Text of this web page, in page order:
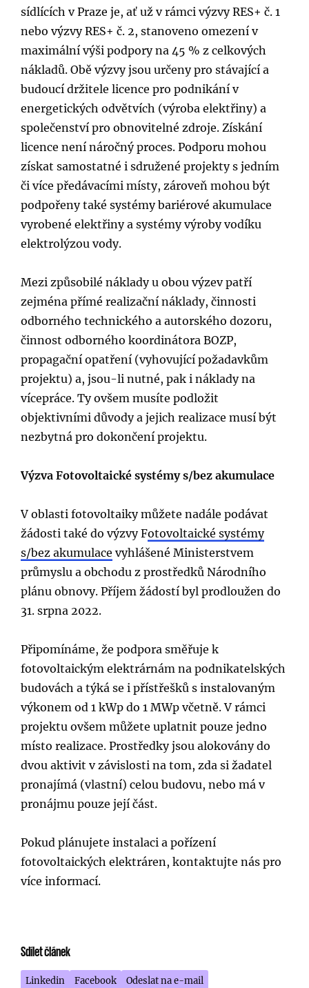
sídlících v Praze je, ať už v rámci výzvy RES+ č. 1
nebo výzvy RES+ č. 2, stanoveno omezení v
maximální výši podpory na 45 % z celkových
nákladů. Obě výzvy jsou určeny pro stávající a
budoucí držitele licence pro podnikání v
energetických odvětvích (výroba elektřiny) a
společenství pro obnovitelné zdroje. Získání
licence není náročný proces. Podporu mohou
získat samostatné i sdružené projekty s jedním
či více předávacími místy, zároveň mohou být
podpořeny také systémy bariérové akumulace
vyrobené elektřiny a systémy výroby vodíku
elektrolýzou vody.
Mezi způsobilé náklady u obou výzev patří
zejména přímé realizační náklady, činnosti
odborného technického a autorského dozoru,
činnost odborného koordinátora BOZP,
propagační opatření (vyhovující požadavkům
projektu) a, jsou-li nutné, pak i náklady na
vícepráce. Ty ovšem musíte podložit
objektivními důvody a jejich realizace musí být
nezbytná pro dokončení projektu.
Výzva Fotovoltaické systémy s/bez akumulace
V oblasti fotovoltaiky můžete nadále podávat
žádosti také do výzvy Fotovoltaické systémy
s/bez akumulace vyhlášené Ministerstvem
průmyslu a obchodu z prostředků Národního
plánu obnovy. Příjem žádostí byl prodloužen do
31. srpna 2022.
Připomínáme, že podpora směřuje k
fotovoltaickým elektrárnám na podnikatelských
budovách a týká se i přístřešků s instalovaným
výkonem od 1 kWp do 1 MWp včetně. V rámci
projektu ovšem můžete uplatnit pouze jedno
místo realizace. Prostředky jsou alokovány do
dvou aktivit v závislosti na tom, zda si žadatel
pronajímá (vlastní) celou budovu, nebo má v
pronájmu pouze její část.
Pokud plánujete instalaci a pořízení
fotovoltaických elektráren, kontaktujte nás pro
více informací.
Sdílet článek
Linkedin Facebook Odeslat na e-mail